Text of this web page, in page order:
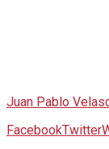
Juan Pablo
FacebookTwitter